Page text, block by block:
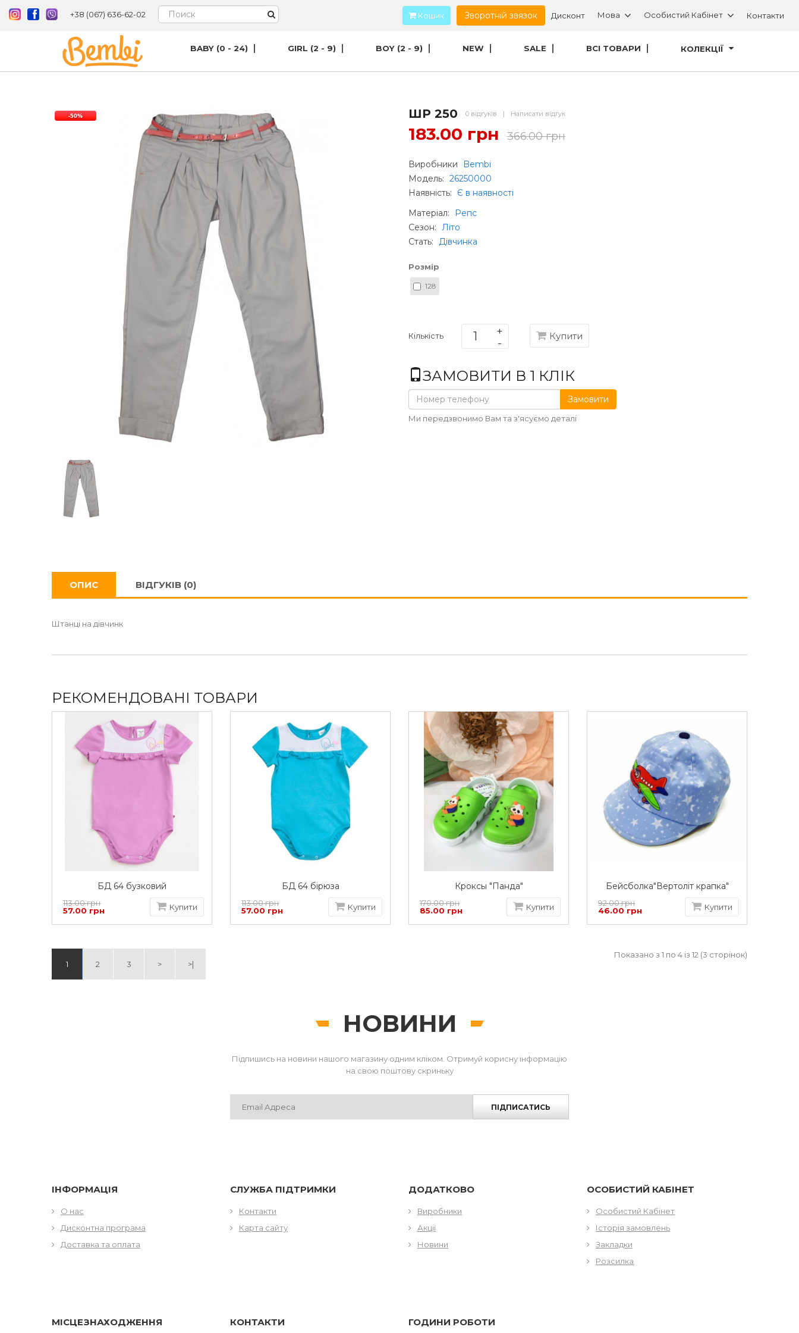
+38 (067) 636-62-02 Кошик Зворотній звязок Дисконт Мова Особистий Кабінет Контакти
BABY (0 - 24) GIRL (2 - 9) BOY (2 - 9) NEW SALE ВСІ ТОВАРИ КОЛЕКЦІЇ
-50% ШР 250 0 відгуків | Написати відгук
183.00 грн 366.00 грн
Виробники
Bembi
Модель: 26250000
Наявність:
Є в наявності
Матеріал:
Репс
Сезон: Літо
Стать: Дівчинка
Розмір
128
Кількість Купити
ЗАМОВИТИ В 1 КЛІК
Замовити
Ми передзвонимо Вам та з'ясуємо деталі
ОПИС ВІДГУКІВ (0)
Штанці на дівчинк
РЕКОМЕНДОВАНІ ТОВАРИ
БД 64 бузковий
113.00 грн
57.00 грн
Купити
БД 64 бірюза
113.00 грн
57.00 грн
Купити
Кроксы "Панда"
170.00 грн
85.00 грн
Купити
Бейсболка"Вертоліт крапка"
92.00 грн
46.00 грн
Купити
1 2 3 > >|
Показано з 1 по 4 із 12 (3 сторінок)
НОВИНИ
Підпишись на новини нашого магазину одним кліком. Отримуй корисну інформацію
на свою поштову скриньку
ПІДПИСАТИСЬ
ІНФОРМАЦІЯ
О нас
Дисконтна програма
Доставка та оплата
СЛУЖБА ПІДТРИМКИ
Контакти
Карта сайту
ДОДАТКОВО
Виробники
Акції
Новини
ОСОБИСТИЙ КАБІНЕТ
Особистий Кабінет
Історія замовлень
Закладки
Розсилка
МІСЦЕЗНАХОДЖЕННЯ КОНТАКТИ ГОДИНИ РОБОТИ